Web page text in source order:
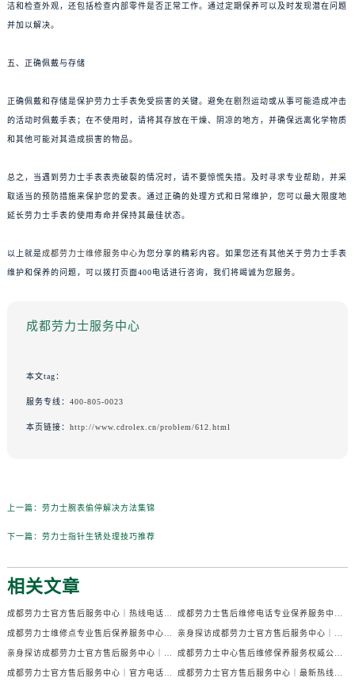
洁和检查外观，还包括检查内部零件是否正常工作。通过定期保养可以及时发现潜在问题
并加以解决。
五、正确佩戴与存储
正确佩戴和存储是保护劳力士手表免受损害的关键。避免在剧烈运动或从事可能造成冲击
的活动时佩戴手表；在不使用时，请将其存放在干燥、阴凉的地方，并确保远离化学物质
和其他可能对其造成损害的物品。
总之，当遇到劳力士手表表壳破裂的情况时，请不要惊慌失措。及时寻求专业帮助，并采
取适当的预防措施来保护您的爱表。通过正确的处理方式和日常维护，您可以最大限度地
延长劳力士手表的使用寿命并保持其最佳状态。
以上就是成都劳力士维修服务中心为您分享的精彩内容。如果您还有其他关于劳力士手表
维护和保养的问题，可以拨打页面400电话进行咨询，我们将竭诚为您服务。
成都劳力士服务中心
本文tag：
服务专线： 400-805-0023
本页链接： http://www.cdrolex.cn/problem/612.html
上一篇： 劳力士腕表偷停解决方法集锦
下一篇： 劳力士指针生锈处理技巧推荐
相关文章